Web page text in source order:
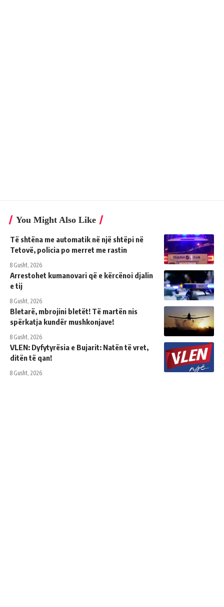
You Might Also Like
Të shtëna me automatik në një shtëpi në
Tetovë, policia po merret me rastin
8 Gusht, 2026
Arrestohet kumanovari që e kërcënoi djalin
e tij
8 Gusht, 2026
Bletarë, mbrojini bletët! Të martën nis
spërkatja kundër mushkonjave!
8 Gusht, 2026
VLEN: Dyfytyrësia e Bujarit: Natën të vret,
ditën të qan!
8 Gusht, 2026